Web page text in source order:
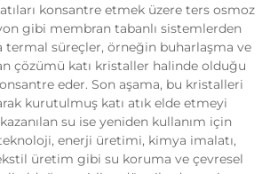
konsantre etmek üzere ters osmoz
gibi membran tabanlı sistemlerden
termal süreçler, örneğin buharlaşma ve
çözümü katı kristaller halinde olduğu
eder. Son aşama, bu kristalleri
kurutulmuş katı atık elde etmeyi
su ise yeniden kullanım için
enerji üretimi, kimya imalatı,
üretim gibi su koruma ve çevresel